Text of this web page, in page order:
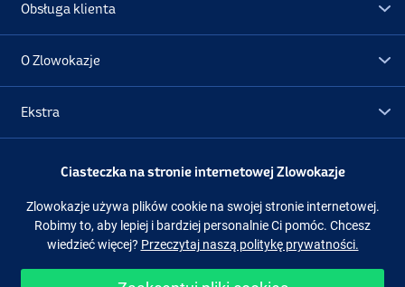
Obsługa klienta
O Zlowokazje
Ekstra
Promocje
Obserwuj nas Facebook Instagram
Ciasteczka na stronie internetowej Zlowokazje
Zlowokazje używa plików cookie na swojej stronie internetowej.
Robimy to, aby lepiej i bardziej personalnie Ci pomóc. Chcesz
wiedzieć więcej? Przeczytaj naszą politykę prywatności.